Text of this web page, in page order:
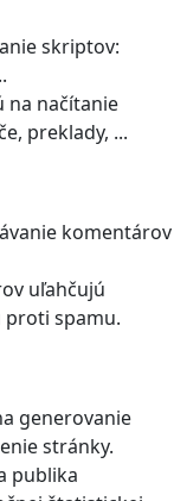
skriptov:
na načítanie
preklady, ...
komentárov
uľahčujú
proti spamu.
generovanie
stránky.
publika